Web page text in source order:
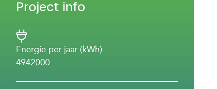
Project info
Energie per jaar (kWh)
4942000